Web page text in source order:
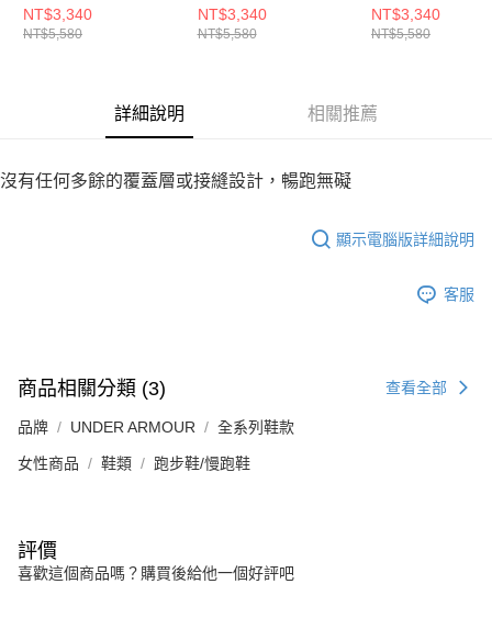
6007639-002
NT$3,340
NT$5,580
6007639-110
NT$3,340
NT$5,580
6007641-110
NT$3,340
NT$5,580
詳細說明 相關推薦
沒有任何多餘的覆蓋層或接縫設計，暢跑無礙
顯示電腦版詳細說明
客服
商品相關分類 (3) 查看全部
品牌 UNDER ARMOUR 全系列鞋款
女性商品 鞋類 跑步鞋/慢跑鞋
評價
喜歡這個商品嗎？購買後給他一個好評吧